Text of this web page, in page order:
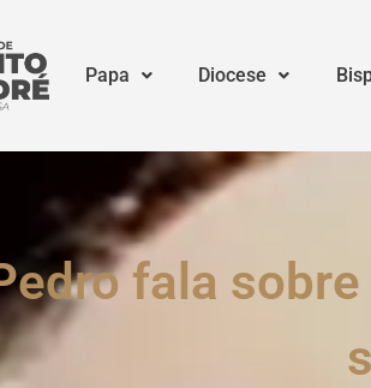
Papa Diocese
fala